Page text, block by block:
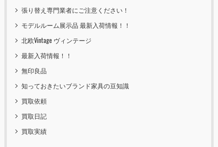
張り替え専門業者にご注意ください！
モデルルーム展示品 最新入荷情報！！
北欧Vintage ヴィンテージ
最新入荷情報！！
無印良品
知っておきたいブランド家具の豆知識
買取依頼
買取日記
買取実績